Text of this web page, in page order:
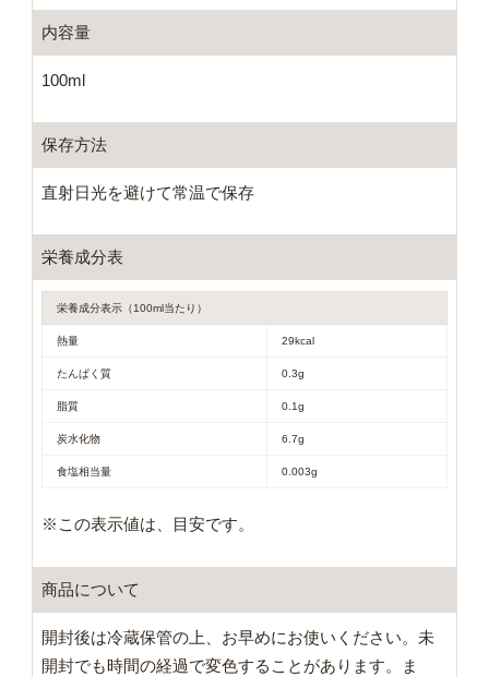
内容量
100ml
保存方法
直射日光を避けて常温で保存
栄養成分表
栄養成分表示（100ml当たり）
熱量 29kcal
たんぱく質 0.3g
脂質 0.1g
炭水化物 6.7g
食塩相当量 0.003g
※この表示値は、目安です。
商品について
開封後は冷蔵保管の上、お早めにお使いください。未
開封でも時間の経過で変色することがあります。ま